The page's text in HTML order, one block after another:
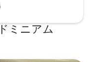
ミニアム